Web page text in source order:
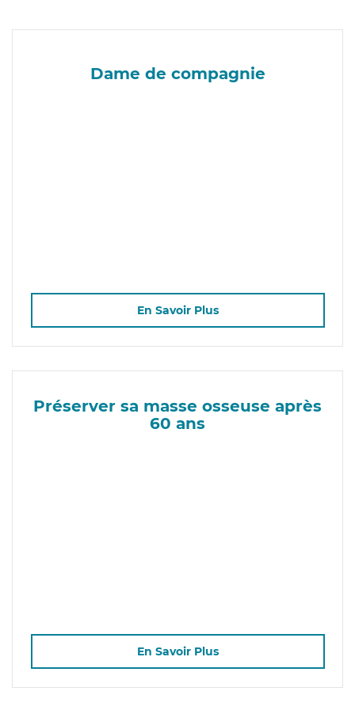
Dame de compagnie
En Savoir Plus
Préserver sa masse osseuse après
60 ans
En Savoir Plus